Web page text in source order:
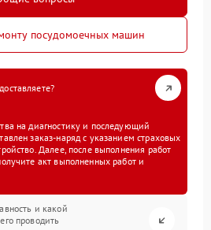
посудомоечных машин
на диагностику и последующий
заказ-наряд с указанием страховых
Далее, после выполнения работ
акт выполненных работ и
и какой
проводить